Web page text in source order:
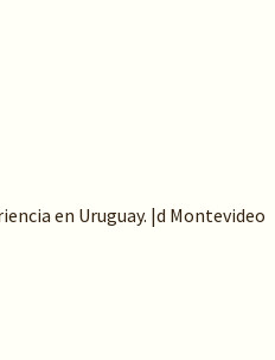
en Uruguay. |d Montevideo